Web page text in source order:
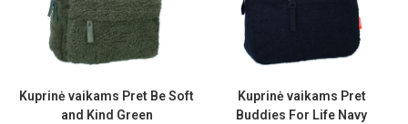
Kuprinė vaikams Pret Be Soft
and Kind Green
Kuprinė vaikams Pret
Buddies For Life Navy